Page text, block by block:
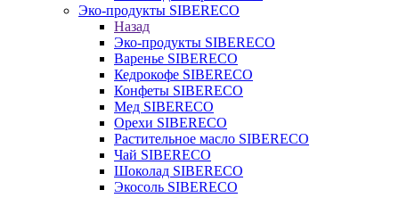
Эко-продукты SIBERECO
Назад
Эко-продукты SIBERECO
Варенье SIBERECO
Кедрокофе SIBERECO
Конфеты SIBERECO
Мед SIBERECO
Орехи SIBERECO
Растительное масло SIBERECO
Чай SIBERECO
Шоколад SIBERECO
Экосоль SIBERECO